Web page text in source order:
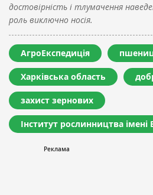
достовірність і тлумачення
роль виключно носія.
АгроЕкспедиція
Харківська область
захист зернових
Інститут рослинництва імені